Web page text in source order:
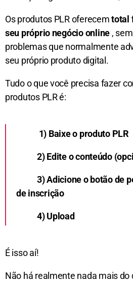
Os produtos PLR oferecemtotal
seu próprio negócio online,
problemas que normalmente
seu próprio produto digital.
Tudo o que você precisa fazer
produtos PLR é:
1) Baixe o produto PLR
2) Edite o conteúdo
3) Adicione o botão de
de inscrição
4) Upload
É isso aí!
Não há realmente nada mais do